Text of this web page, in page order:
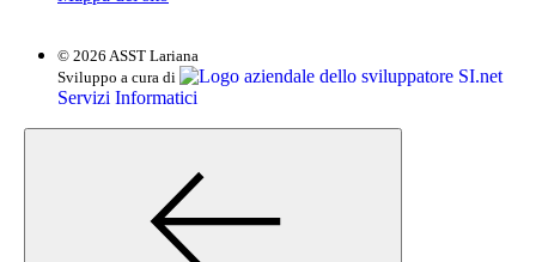
© 2026 ASST Lariana
Sviluppo a cura di
SI.net
Servizi Informatici